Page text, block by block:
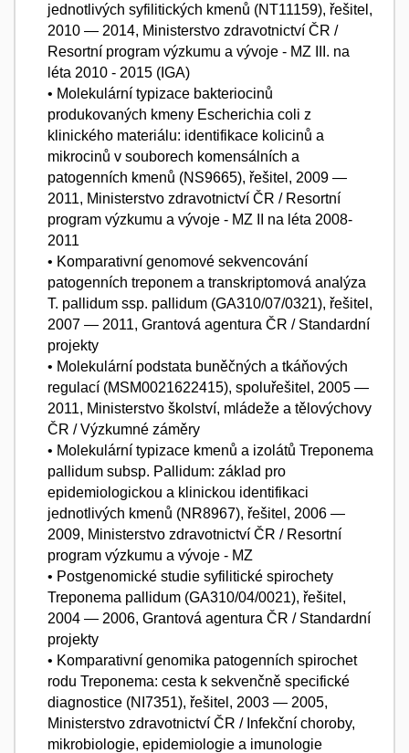
jednotlivých syfilitických kmenů (NT11159), řešitel,
2010 — 2014, Ministerstvo zdravotnictví ČR /
Resortní program výzkumu a vývoje - MZ III. na
léta 2010 - 2015 (IGA)
• Molekulární typizace bakteriocinů
produkovaných kmeny Escherichia coli z
klinického materiálu: identifikace kolicinů a
mikrocinů v souborech komensálních a
patogenních kmenů (NS9665), řešitel, 2009 —
2011, Ministerstvo zdravotnictví ČR / Resortní
program výzkumu a vývoje - MZ II na léta 2008-
2011
• Komparativní genomové sekvencování
patogenních treponem a transkriptomová analýza
T. pallidum ssp. pallidum (GA310/07/0321), řešitel,
2007 — 2011, Grantová agentura ČR / Standardní
projekty
• Molekulární podstata buněčných a tkáňových
regulací (MSM0021622415), spoluřešitel, 2005 —
2011, Ministerstvo školství, mládeže a tělovýchovy
ČR / Výzkumné záměry
• Molekulární typizace kmenů a izolátů Treponema
pallidum subsp. Pallidum: základ pro
epidemiologickou a klinickou identifikaci
jednotlivých kmenů (NR8967), řešitel, 2006 —
2009, Ministerstvo zdravotnictví ČR / Resortní
program výzkumu a vývoje - MZ
• Postgenomické studie syfilitické spirochety
Treponema pallidum (GA310/04/0021), řešitel,
2004 — 2006, Grantová agentura ČR / Standardní
projekty
• Komparativní genomika patogenních spirochet
rodu Treponema: cesta k sekvenčně specifické
diagnostice (NI7351), řešitel, 2003 — 2005,
Ministerstvo zdravotnictví ČR / Infekční choroby,
mikrobiologie, epidemiologie a imunologie